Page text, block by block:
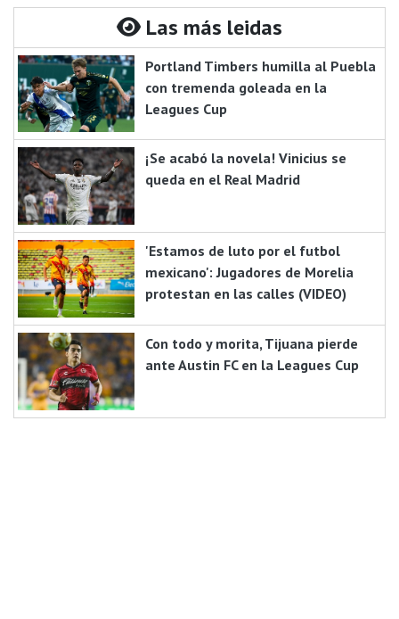
Las más leidas
Portland Timbers humilla al Puebla
con tremenda goleada en la
Leagues Cup
¡Se acabó la novela! Vinicius se
queda en el Real Madrid
'Estamos de luto por el futbol
mexicano': Jugadores de Morelia
protestan en las calles (VIDEO)
Con todo y morita, Tijuana pierde
ante Austin FC en la Leagues Cup